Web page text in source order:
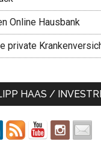
Online Hausbank
private
HAAS /